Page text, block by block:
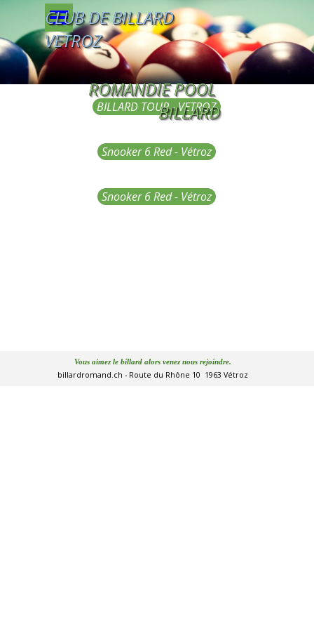
Aller au contenuSauter le menu
CLUB DE BILLARD
VETROZ
ROMANDIE POOL
BILLARD
BILLARD TOUR - VETROZ
Snooker 6 Red - Vétroz
Snooker 6 Red - Vétroz
billardromand.ch - Route du Rhône 10  1963 Vétroz
Vous aimez le billard alors venez nous rejoindre.